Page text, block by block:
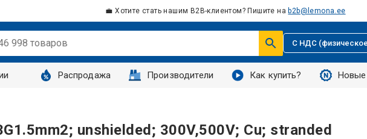
💼 Хотите стать нашим B2B-клиентом? Пишите на b2b@lemona.ee
С НДС
Распродажа Производители Как купить? Новые
unshielded; 300V,500V; Cu; stranded